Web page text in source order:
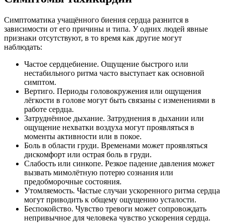
Симптоматика учащённого биения сердца разнится в
зависимости от его причины и типа. У одних людей явные
признаки отсутствуют, в то время как другие могут
наблюдать:
Частое сердцебиение. Ощущение быстрого или
нестабильного ритма часто выступает как основной
симптом.
Вертиго. Периоды головокружения или ощущения
лёгкости в голове могут быть связаны с изменениями в
работе сердца.
Затруднённое дыхание. Затруднения в дыхании или
ощущение нехватки воздуха могут проявляться в
моменты активности или в покое.
Боль в области груди. Временами может проявляться
дискомфорт или острая боль в груди.
Слабость или синкопе. Резкое падение давления может
вызвать мимолётную потерю сознания или
предобморочные состояния.
Утомляемость. Частые случаи ускоренного ритма сердца
могут приводить к общему ощущению усталости.
Беспокойство. Чувство тревоги может сопровождать
непривычное для человека чувство ускорения сердца.